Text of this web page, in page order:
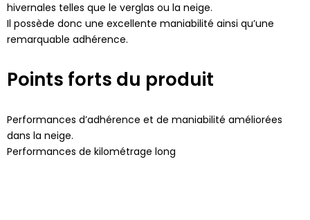
hivernales telles que le verglas ou la neige.
Il possède donc une excellente maniabilité ainsi qu’une
remarquable adhérence.
Points forts du produit
Performances d’adhérence et de maniabilité améliorées
dans la neige.
Performances de kilométrage long